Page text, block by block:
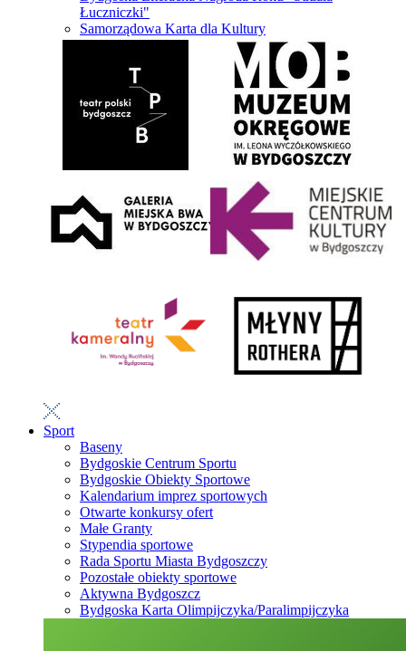
Łuczniczki"
Samorządowa Karta dla Kultury
Sport
Baseny
Bydgoskie Centrum Sportu
Bydgoskie Obiekty Sportowe
Kalendarium imprez sportowych
Otwarte konkursy ofert
Małe Granty
Stypendia sportowe
Rada Sportu Miasta Bydgoszczy
Pozostałe obiekty sportowe
Aktywna Bydgoszcz
Bydgoska Karta Olimpijczyka/Paralimpijczyka